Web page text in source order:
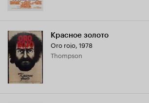
Красное золото
Oro rojo, 1978
Thompson